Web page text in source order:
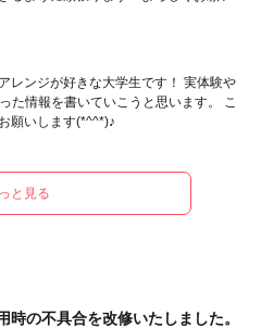
レンジが好きな大学生です！ 実体験や
た情報を書いていこうと思います。 こ
願いします(*^^*)♪
と見る
の不具合を改修いたしました。